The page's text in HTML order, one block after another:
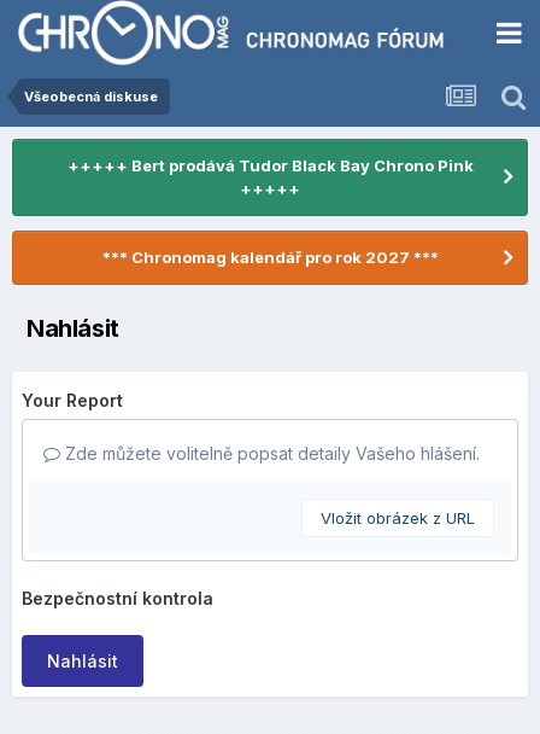
Všeobecná diskuse
+++++ Bert prodává Tudor Black Bay Chrono Pink
+++++
*** Chronomag kalendář pro rok 2027 ***
Nahlásit
Your Report
Zde můžete volitelně popsat detaily Vašeho hlášení.
Vložit obrázek z URL
Bezpečnostní kontrola
Nahlásit